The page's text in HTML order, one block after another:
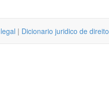
| Dicionario juridico de direito